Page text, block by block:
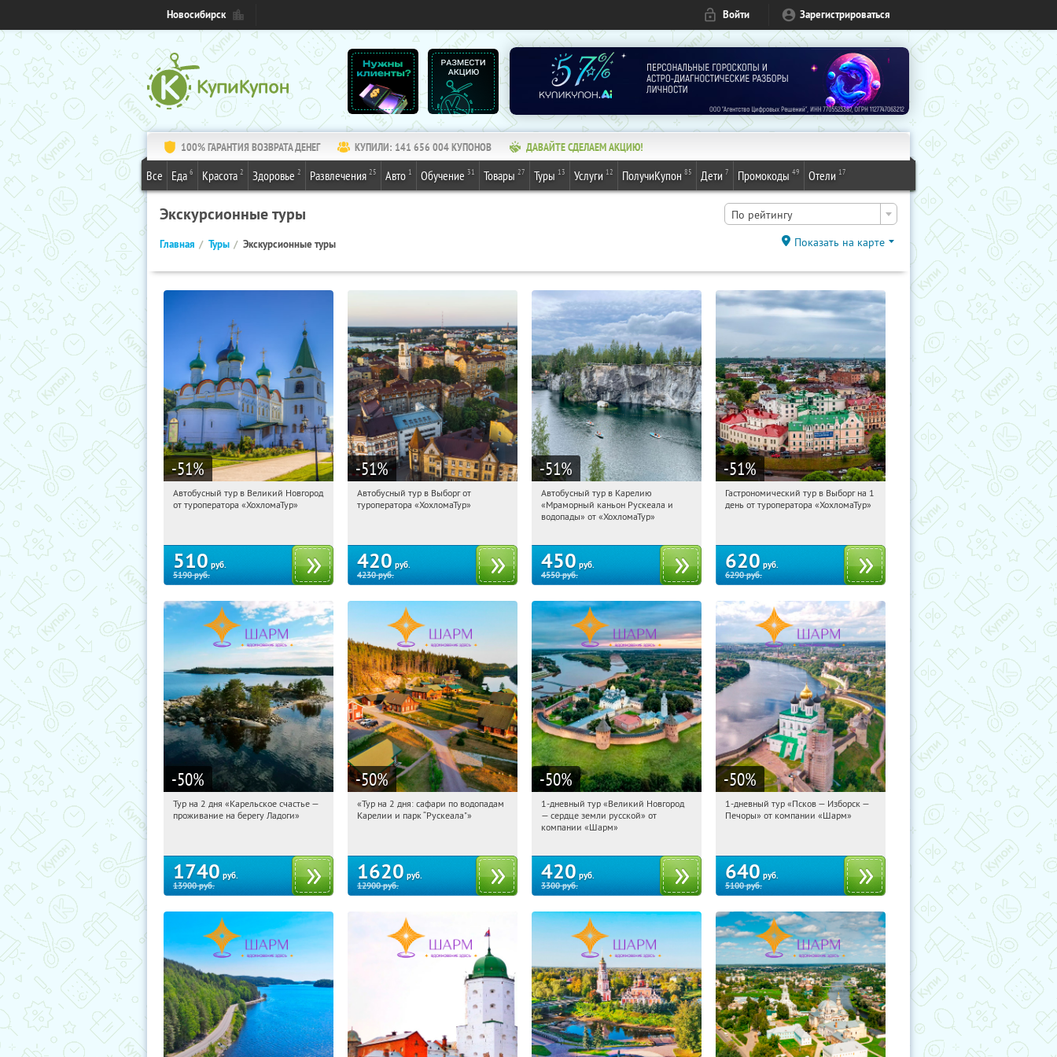
Новосибирск Войти Зарегистрироваться
100% ГАРАНТИЯ ВОЗВРАТА ДЕНЕГ КУПИЛИ: 141 656 006КУПОНОВ ДАВАЙТЕ СДЕЛАЕМ АКЦИЮ!
Все Еда 6 Красота 2 Здоровье 2 Развлечения 25 Авто 1 Обучение 31 Товары 27 Туры 13 Услуги 12 ПолучиКупон 85 Дети 7 Промокоды 49 Отели 17
Экскурсионные туры По рейтингу
Главная Туры Экскурсионные туры Показать на карте
-51%
22:18:44 Купили:2
Автобусный тур в Великий Новгород
от туроператора «ХохломаТур»
510 руб.
5190руб.
-51%
22:18:44 Купили:
Автобусный тур в Выборг от
туроператора «ХохломаТур»
420 руб.
4230руб.
-51%
22:18:44 Купили:
Сенная площадь
Автобусный тур в Карелию
«Мраморный каньон Рускеала и
водопады» от «ХохломаТур»
450 руб.
4550руб.
-51%
22:18:44 Купили:5
Гастрономический тур в Выборг на 1
день от туроператора «ХохломаТур»
620 руб.
6290руб.
-50%
22:18:44 Купили:39
Тур на 2 дня «Карельское счастье —
проживание на берегу Ладоги»
1740 руб.
13900руб.
-50%
22:18:44 Купили:
«Тур на 2 дня: сафари по водопадам
Карелии и парк “Рускеала"»
1620 руб.
12900руб.
-50%
22:18:44 Купили:22
Достоевская
1-дневный тур «Великий Новгород
— сердце земли русской» от
компании «Шарм»
420 руб.
3300руб.
-50%
22:18:44 Купили:12
1-дневный тур «Псков — Изборск —
Печоры» от компании «Шарм»
640 руб.
5100руб.